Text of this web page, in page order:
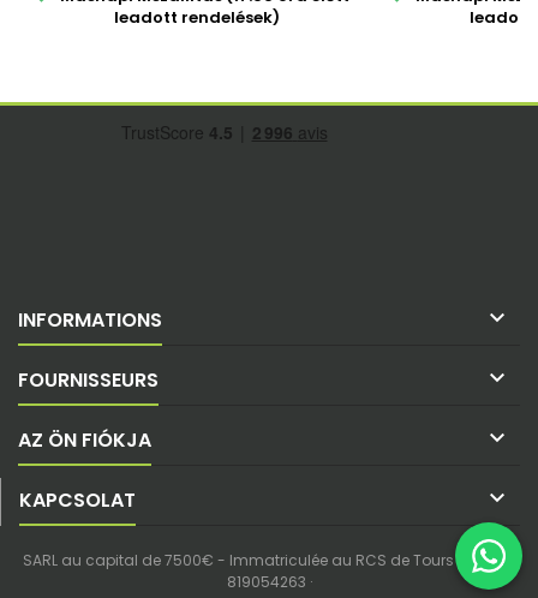
leadott rendelések)
leadott
INFORMATIONS 
FOURNISSEURS 
AZ ÖN FIÓKJA 
KAPCSOLAT 
SARL au capital de 7500€ - Immatriculée au RCS de Tours - SIREN :
819054263 ·